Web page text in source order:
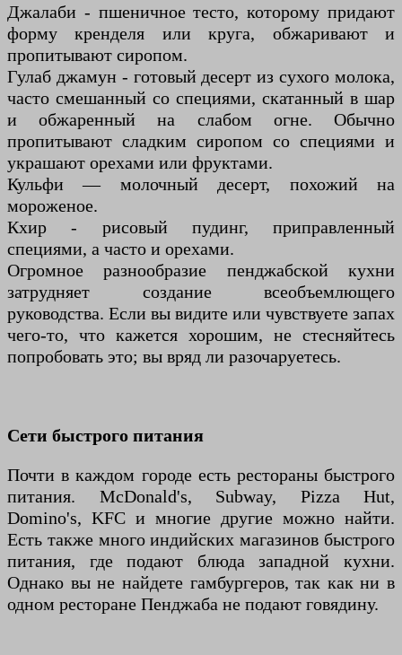
Джалаби - пшеничное тесто, которому придают
форму кренделя или круга, обжаривают и
пропитывают сиропом.
Гулаб джамун - готовый десерт из сухого молока,
часто смешанный со специями, скатанный в шар
и обжаренный на слабом огне. Обычно
пропитывают сладким сиропом со специями и
украшают орехами или фруктами.
Кульфи — молочный десерт, похожий на
мороженое.
Кхир - рисовый пудинг, приправленный
специями, а часто и орехами.
Огромное разнообразие пенджабской кухни
затрудняет создание всеобъемлющего
руководства. Если вы видите или чувствуете запах
чего-то, что кажется хорошим, не стесняйтесь
попробовать это; вы вряд ли разочаруетесь.
Сети быстрого питания
Почти в каждом городе есть рестораны быстрого
питания. McDonald's, Subway, Pizza Hut,
Domino's, KFC и многие другие можно найти.
Есть также много индийских магазинов быстрого
питания, где подают блюда западной кухни.
Однако вы не найдете гамбургеров, так как ни в
одном ресторане Пенджаба не подают говядину.